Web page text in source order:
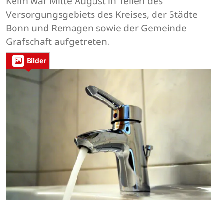
Versorgungsgebiets des Kreises, der Städte
Bonn und Remagen sowie der Gemeinde
Grafschaft aufgetreten.
Bilder